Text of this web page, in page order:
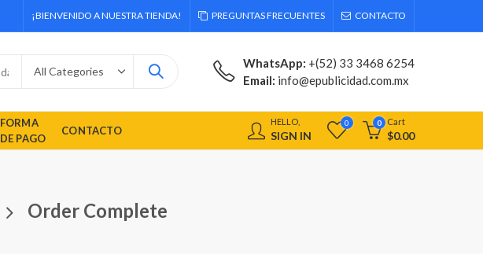
¡BIENVENIDO A NUESTRA TIENDA! PREGUNTAS FRECUENTES CONTACTO
WhatsApp: +(52) 33 3468 6254
Email: info@epublicidad.com.mx
FORMA
DE PAGO
CONTACTO
HELLO,
SIGN IN
0 0 Cart
$0.00
Order Complete